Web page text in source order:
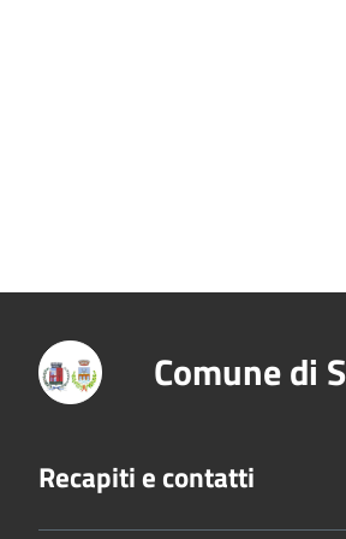
Comune di
Recapiti e contatti